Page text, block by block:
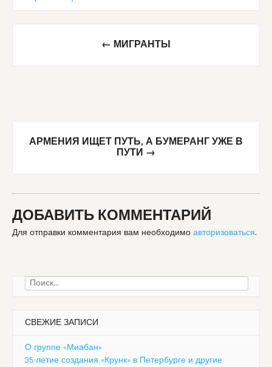
navigation
← МИГРАНТЫ
АРМЕНИЯ ИЩЕТ ПУТЬ, А БУМЕРАНГ УЖЕ В
ПУТИ →
ДОБАВИТЬ КОММЕНТАРИЙ
Для отправки комментария вам необходимо авторизоваться.
Найти:
СВЕЖИЕ ЗАПИСИ
О группе «Миабан»
35-летие создания «Крунк» в Петербурге и другие